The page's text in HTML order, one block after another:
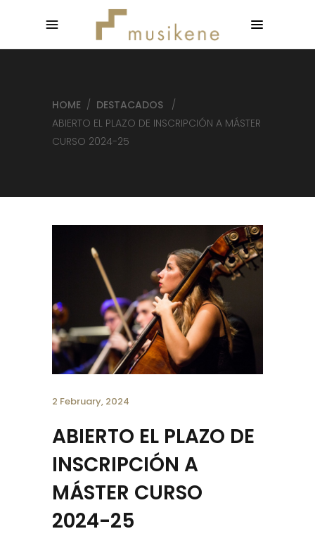
HOME / DESTACADOS
/
ABIERTO EL PLAZO DE INSCRIPCIÓN A MÁSTER
CURSO 2024-25
2 February, 2024
ABIERTO EL PLAZO DE
INSCRIPCIÓN A
MÁSTER CURSO
2024-25